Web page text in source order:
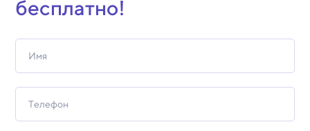
бесплатно!